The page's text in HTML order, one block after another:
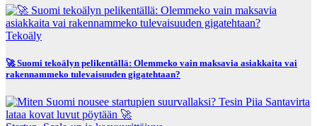
Tekoäly
🚀 Suomi tekoälyn pelikentällä: Olemmeko vain maksavia asiakkaita vai
rakennammeko tulevaisuuden gigatehtaan?